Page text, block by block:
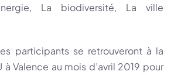
La biodiversité, La ville
participants se retrouveront à la
à Valence au mois d’avril 2019 pour